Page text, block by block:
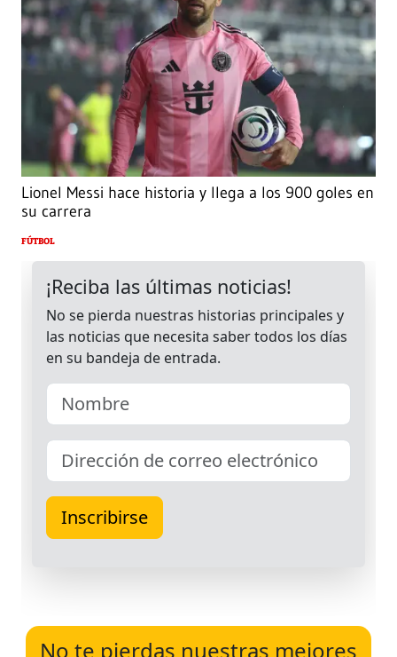
Lionel Messi hace historia y llega a los 900 goles en
su carrera
FÚTBOL
No te pierdas nuestras mejores